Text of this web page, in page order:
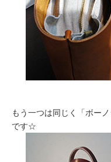
もう一つは同じく「ボー
です☆